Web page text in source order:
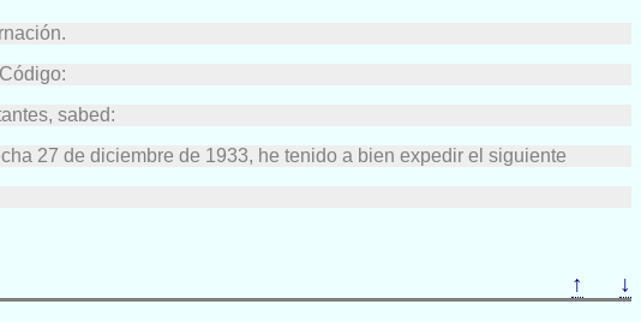
sabed:
27 de diciembre de 1933, he tenido a bien expedir el siguiente
↑ ↓